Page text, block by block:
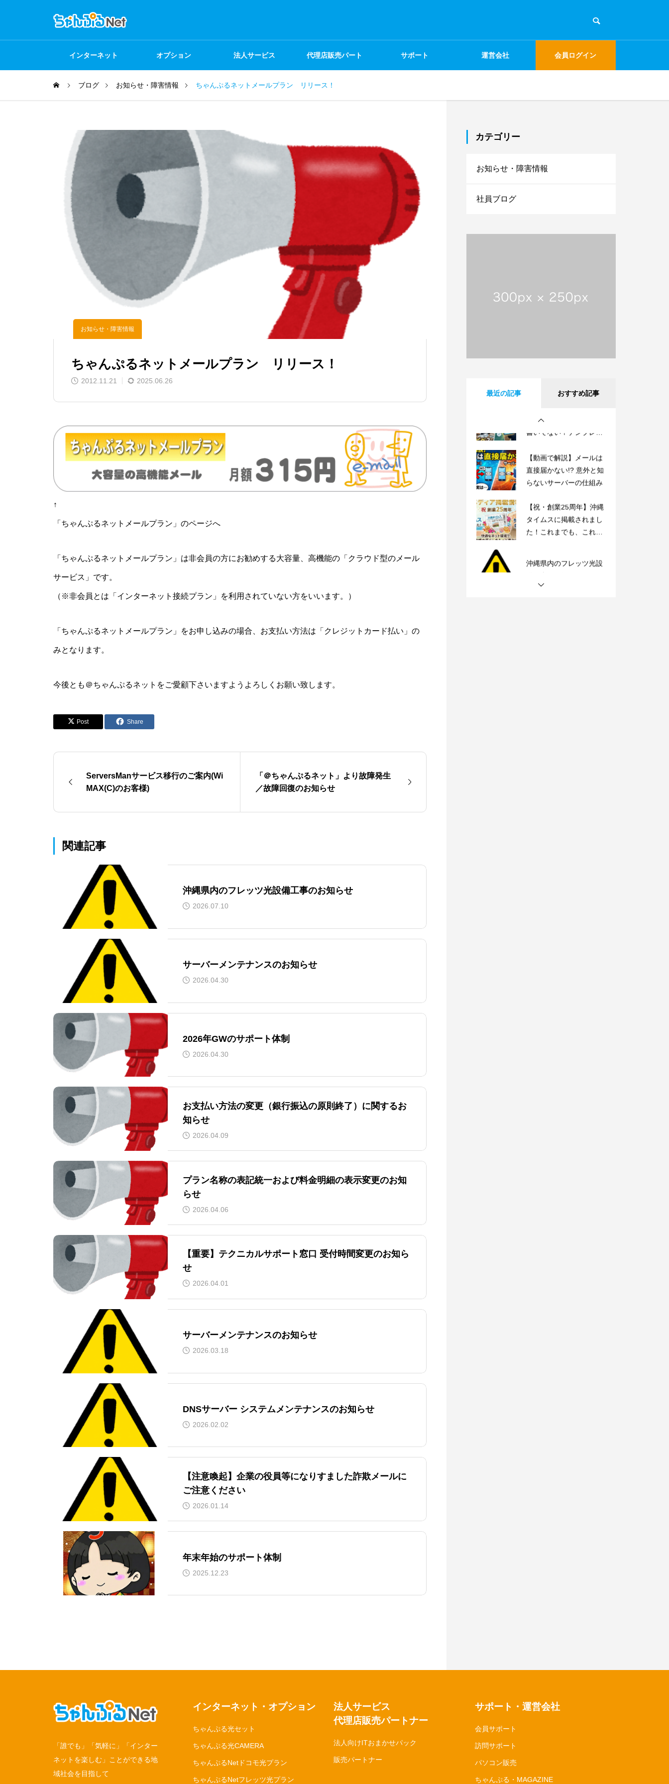
インターネット オプション 法人サービス 代理店販売パート
ナー
サポート 運営会社 会員ログイン
ブログ お知らせ・障害情報 ちゃんぷるネットメールプラン リリース！
お知らせ・障害情報
ちゃんぷるネットメールプラン リリース！
2012.11.21 2025.06.26
↑
「ちゃんぷるネットメールプラン」のページへ
「ちゃんぷるネットメールプラン」は非会員の方にお勧めする大容量、高機能の「クラウド型のメール
サービス」です。
（※非会員とは「インターネット接続プラン」を利用されていない方をいいます。）
「ちゃんぷるネットメールプラン」をお申し込みの場合、お支払い方法は「クレジットカード払い」の
みとなります。
今後とも＠ちゃんぷるネットをご愛顧下さいますようよろしくお願い致します。
Post Share
ServersManサービス移行のご案内(Wi
MAX(C)のお客様)
「＠ちゃんぷるネット」より故障発生
／故障回復のお知らせ
関連記事
沖縄県内のフレッツ光設備工事のお知らせ
2026.07.10
サーバーメンテナンスのお知らせ
2026.04.30
2026年GWのサポート体制
2026.04.30
お支払い方法の変更（銀行振込の原則終了）に関するお
知らせ
2026.04.09
プラン名称の表記統一および料金明細の表示変更のお知
らせ
2026.04.06
【重要】テクニカルサポート窓口 受付時間変更のお知ら
せ
2026.04.01
サーバーメンテナンスのお知らせ
2026.03.18
DNSサーバー システムメンテナンスのお知らせ
2026.02.02
【注意喚起】企業の役員等になりすました詐欺メールに
ご注意ください
2026.01.14
年末年始のサポート体制
2025.12.23
カテゴリー
お知らせ・障害情報
社員ブログ
最近の記事 おすすめ記事
【祝・創業25周年】沖縄
タイムスに掲載されまし
備工事のお知らせ
【動画で解説】Outlook
直接届かない!? 意外と知
らないサーバーの仕組み
タイムスに掲載されまし
た！これまでも、これか
らも、沖縄とともに。
備工事のお知らせ
インターネット・オプション
ちゃんぷる光セット
ちゃんぷる光CAMERA
ちゃんぷるNetドコモ光プラン
ちゃんぷるNetフレッツ光プラン
法人サービス
代理店販売パートナー
法人向けITおまかせパック
販売パートナー
サポート・運営会社
会員サポート
訪問サポート
パソコン販売
ちゃんぷる・MAGAZINE
「誰でも」「気軽に」「インター
ネットを楽しむ」ことができる地
域社会を目指して